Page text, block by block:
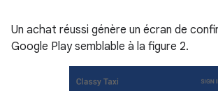
Un achat réussi génère un écran de
Google Play semblable à la figure 2.